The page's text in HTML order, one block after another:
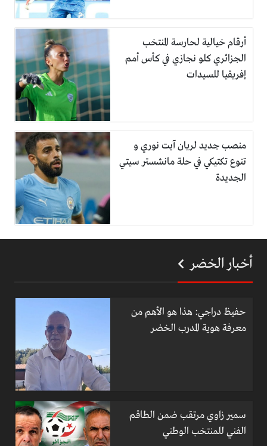
أرقام خيالية لحارسة المنتخب
الجزائري كلو نجازي في كأس أمم
إفريقيا للسيدات
منصب جديد لريان آيت نوري و
تنوع تكتيكي في حلة مانشستر سيتي
الجديدة
أخبار الخضر
حفيظ دراجي: هذا هو الأهم من
معرفة هوية المدرب الخضر
سمير زاوي مرتقب ضمن الطاقم
الفني للمنتخب الوطني